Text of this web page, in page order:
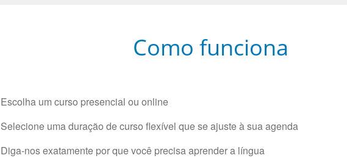
Como funciona
Escolha um curso presencial ou online
Selecione uma duração de curso flexível que se ajuste à sua agenda
Diga-nos exatamente por que você precisa aprender a língua